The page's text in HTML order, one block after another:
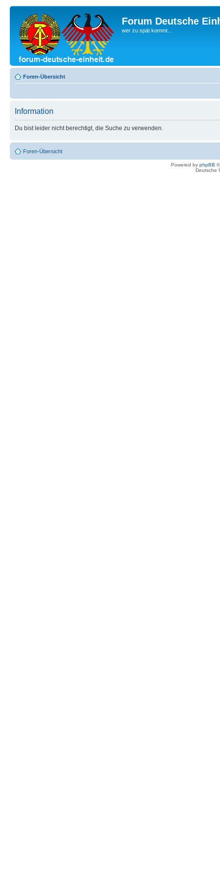
Forum Deutsche
wer zu spät kommt...
Foren-Übersicht
Information
Du bist leider nicht berechtigt, die Suche zu verwenden.
Foren-Übersicht
Powered by phpBB
Deutsche